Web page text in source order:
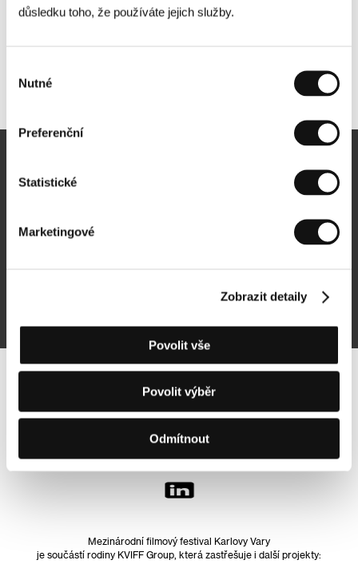
důsledku toho, že používáte jejich služby.
souhlasu
Nutné
Preferenční
Statistické
Marketingové
Zobrazit detaily
Povolit vše
Povolit výběr
Odmítnout
Sledujte nás na síti:
Mezinárodní filmový festival Karlovy Vary
je součástí rodiny KVIFF Group, která zastřešuje i další projekty: